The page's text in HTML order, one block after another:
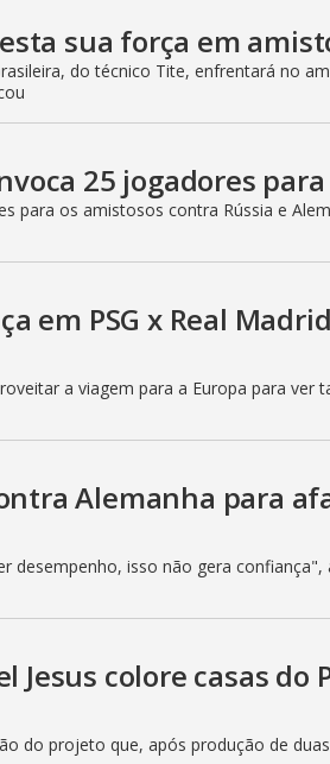
sua força em
do técnico Tite, enfrentará no
25 jogadores
para os amistosos contra Rússia e
em PSG x Real
a viagem para a Europa para ver
Alemanha para
desempenho, isso não gera
Jesus colore casas
do projeto que, após produção de